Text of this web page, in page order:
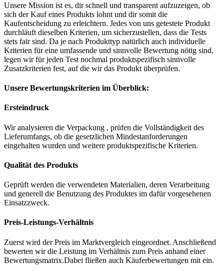
Unsere Mission ist es, dir schnell und transparent aufzuzeigen, ob
sich der Kauf eines Produkts lohnt und dir somit die
Kaufentscheidung zu erleichtern. Jedes von uns getestete Produkt
durchläuft dieselben Kriterien, um sicherzustellen, dass die Tests
stets fair sind. Da je nach Produkttyp natürlich auch individuelle
Kriterien für eine umfassende und sinnvolle Bewertung nötig sind,
legen wir für jeden Test nochmal produktspezifisch sinnvolle
Zusatzkriterien fest, auf die wir das Produkt überprüfen.
Unsere Bewertungskriterien im Überblick:
Ersteindruck
Wir analysieren die Verpackung , prüfen die Vollständigkeit des
Lieferumfangs, ob die gesetzlichen Mindestanforderungen
eingehalten wurden und weitere produktspezifische Kriterien.
Qualität des Produkts
Geprüft werden die verwendeten Materialien, deren Verarbeitung
und generell die Benutzung des Produktes im dafür vorgesehenen
Einsatzzweck.
Preis-Leistungs-Verhältnis
Zuerst wird der Preis im Marktvergleich eingeordnet. Anschließend
bewerten wir die Leistung im Verhältnis zum Preis anhand einer
Bewertungsmatrix.Dabei fließen auch Käuferbewertungen mit ein.